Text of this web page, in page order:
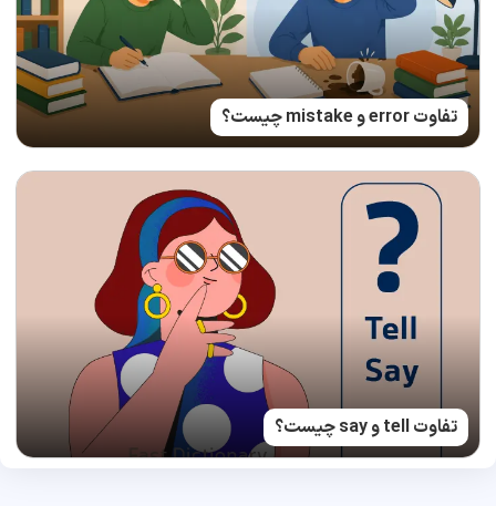
تفاوت error و mistake چیست؟
تفاوت tell و say چیست؟